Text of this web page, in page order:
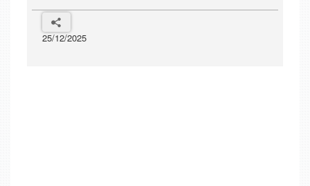
25/12/2025